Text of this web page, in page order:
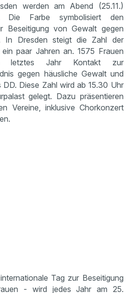
werden am Abend (25.11.)
Die Farbe symbolisiert den
Beseitigung von Gewalt gegen
In Dresden steigt die Zahl der
paar Jahren an. 1575 Frauen
letztes Jahr Kontakt zur
gegen häusliche Gewalt und
Diese Zahl wird ab 15.30 Uhr
gelegt. Dazu präsentieren
Vereine, inklusive Chorkonzert
Tag zur Beseitigung
- wird jedes Jahr am 25.